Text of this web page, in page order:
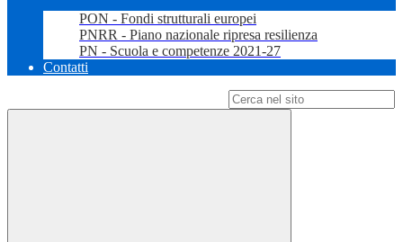
PON - Fondi strutturali europei
PNRR - Piano nazionale ripresa resilienza
PN - Scuola e competenze 2021-27
Contatti